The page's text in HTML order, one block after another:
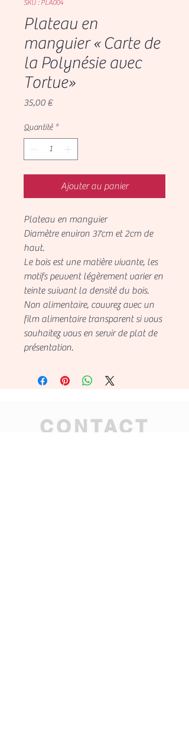
SKU : PLA004
Plateau en
manguier « Carte de
la Polynésie avec
Tortue»
35,00 €Prix
Quantité *
Ajouter au panier
Plateau en manguier
Diamètre environ 37cm et 2cm de
haut.
Le bois est une matière vivante, les
motifs peuvent légèrement varier en
teinte suivant la densité du bois.
Non alimentaire, couvrez avec un
film alimentaire transparent si vous
souhaitez vous en servir de plat de
présentation.
CONTACT